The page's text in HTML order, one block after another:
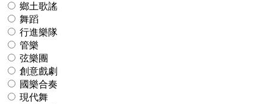
鄉土歌謠
舞蹈
行進樂隊
管樂
弦樂團
創意戲劇
國樂合奏
現代舞